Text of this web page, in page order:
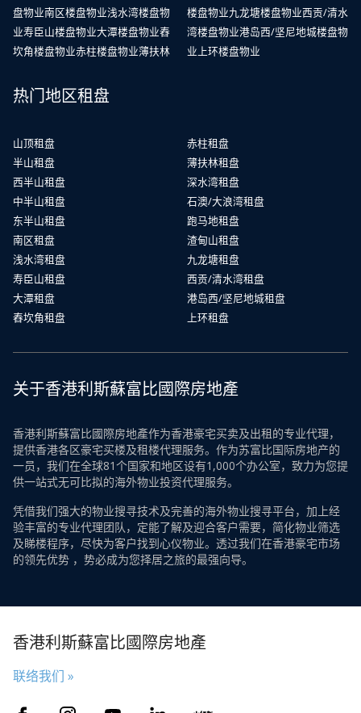
盘物业南区楼盘物业浅水湾楼盘物
业寿臣山楼盘物业大潭楼盘物业舂
坎角楼盘物业赤柱楼盘物业薄扶林
楼盘物业九龙塘楼盘物业西贡/清水
湾楼盘物业港岛西/坚尼地城楼盘物
业 上环楼盘物业
热门地区租盘
山顶租盘
半山租盘
西半山租盘
中半山租盘
东半山租盘
南区租盘
浅水湾租盘
寿臣山租盘
大潭租盘
舂坎角租盘
赤柱租盘
薄扶林租盘
深水湾租盘
石澳/大浪湾租盘
跑马地租盘
渣甸山租盘
九龙塘租盘
西贡/清水湾租盘
港岛西/坚尼地城租盘
上环租盘
关于香港利斯蘇富比國際房地產
香港利斯蘇富比國際房地產作为香港豪宅买卖及出租的专业代理，
提供香港各区豪宅买楼及租楼代理服务。作为苏富比国际房地产的
一员，我们在全球81个国家和地区设有1,000个办公室，致力为您提
供一站式无可比拟的海外物业投资代理服务。
凭借我们强大的物业搜寻技术及完善的海外物业搜寻平台，加上经
验丰富的专业代理团队，定能了解及迎合客户需要，简化物业筛选
及睇楼程序，尽快为客户找到心仪物业。透过我们在香港豪宅市场
的领先优势 ，势必成为您择居之旅的最强向导。
香港利斯蘇富比國際房地產
联络我们 »